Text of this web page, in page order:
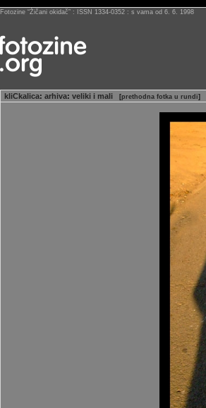
Fotozine “Žičani okidač” : ISSN 1334-0352 : s vama od 6. 6. 1998
kliCkalica: arhiva: veliki i mali [prethodna fotka u rundi]